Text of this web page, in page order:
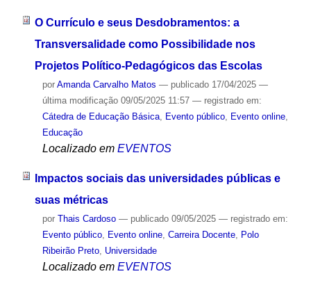
O Currículo e seus Desdobramentos: a
Transversalidade como Possibilidade nos
Projetos Político-Pedagógicos das Escolas
por Amanda Carvalho Matos — publicado17/04/2025 —
última modificação09/05/2025 11:57 — registrado em:
Cátedra de Educação Básica, Evento público, Evento online,
Educação
Localizado em EVENTOS
Impactos sociais das universidades públicas e
suas métricas
por Thais Cardoso — publicado09/05/2025 — registrado em:
Evento público, Evento online, Carreira Docente, Polo
Ribeirão Preto, Universidade
Localizado em EVENTOS